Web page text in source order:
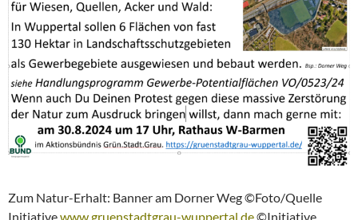
Zum Natur-Erhalt: Banner am Dorner Weg ©Foto/Quelle
Initiativewww.gruenstadtgrau-wuppertal.de©Initiative